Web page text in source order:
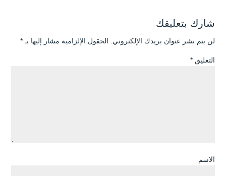
شارك بتعليقك
لن يتم نشر عنوان بريدك الإلكتروني. الحقول الإلزامية مشار إليها بـ *
التعليق *
الاسم